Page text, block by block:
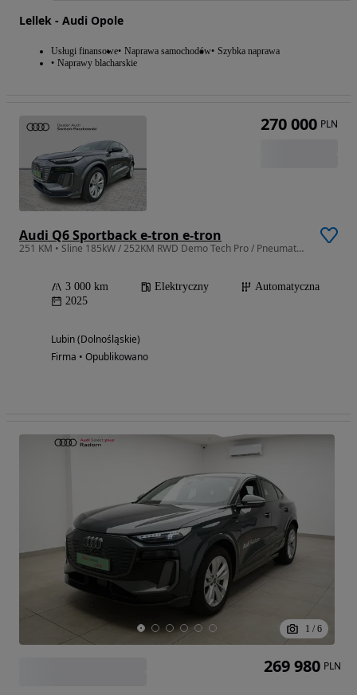
Lellek - Audi Opole
Usługi finansowe Naprawa samochodów Szybka naprawa
Naprawy blacharskie
Audi Q6 Sportback e-tron e-tron
251 KM • Sline 185kW / 252KM RWD Demo Tech Pro / Pneumatyka
3 000 km Elektryczny
Automatyczna
2025
Lubin (Dolnośląskie)
Firma • Opublikowano
270 000 PLN
1 / 6
269 980 PLN